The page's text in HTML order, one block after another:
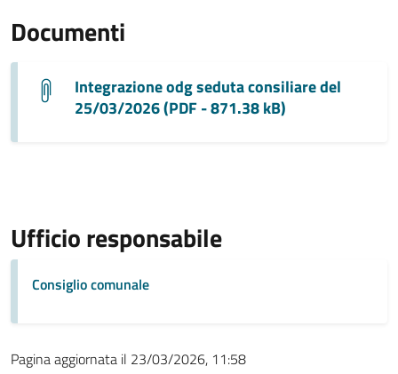
Documenti
Integrazione odg seduta consiliare del
25/03/2026 (PDF - 871.38 kB)
Ufficio responsabile
Consiglio comunale
Pagina aggiornata il 23/03/2026, 11:58